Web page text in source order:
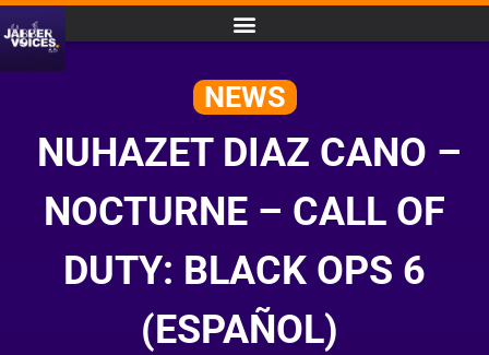
NEWS
NUHAZET DIAZ CANO –
NOCTURNE – CALL OF
DUTY: BLACK OPS 6
(ESPAÑOL)